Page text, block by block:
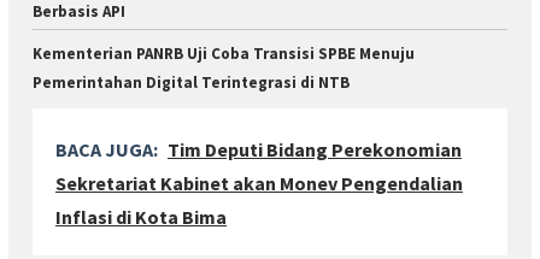
Berbasis API
Kementerian PANRB Uji Coba Transisi SPBE Menuju
Pemerintahan Digital Terintegrasi di NTB
BACA JUGA: Tim Deputi Bidang Perekonomian
Sekretariat Kabinet akan Monev Pengendalian
Inflasi di Kota Bima